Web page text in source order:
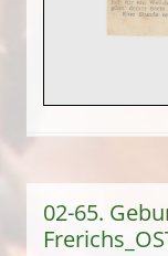
02-65.